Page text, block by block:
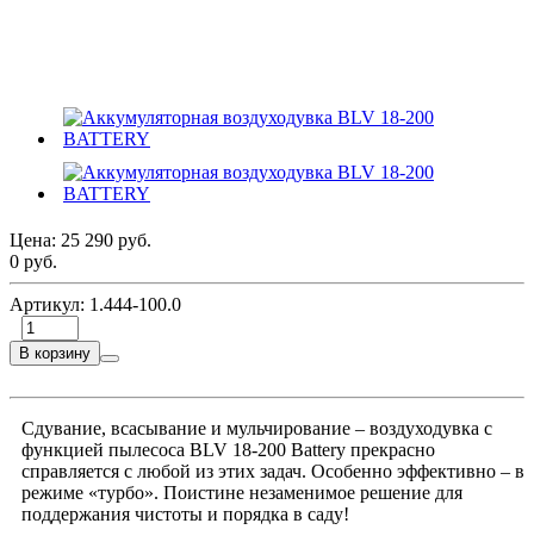
Цена: 25 290 руб.
0 руб.
Артикул: 1.444-100.0
В корзину
Сдувание, всасывание и мульчирование – воздуходувка с
функцией пылесоса BLV 18-200 Battery прекрасно
справляется с любой из этих задач. Особенно эффективно – в
режиме «турбо». Поистине незаменимое решение для
поддержания чистоты и порядка в саду!